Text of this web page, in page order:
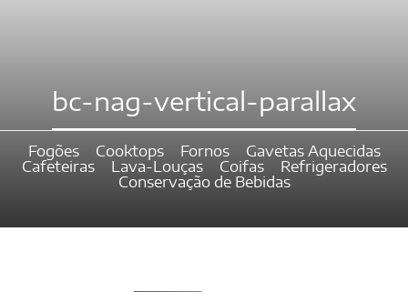
bc-nag-vertical-parallax
Fogões Cooktops Fornos
Gavetas Aquecidas
Cafeteiras
Lava-Louças Coifas
Refrigeradores
Conservação de Bebidas